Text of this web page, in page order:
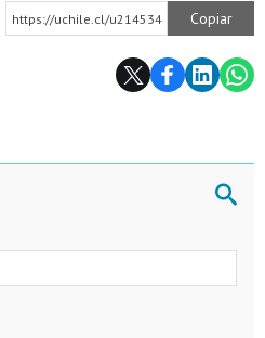
https://uchile.cl/u214534 Copiar